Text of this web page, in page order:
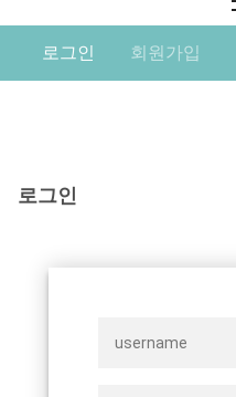
로그인 회원가입
로그인